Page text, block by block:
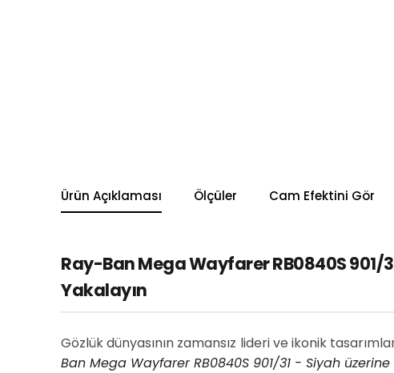
Ürün Açıklaması Ölçüler Cam Efektini Gör
Ray-Ban Mega Wayfarer RB0840S 901/
Yakalayın
Gözlük dünyasının zamansız lideri ve ikonik
Ban Mega Wayfarer RB0840S 901/31 - Siyah